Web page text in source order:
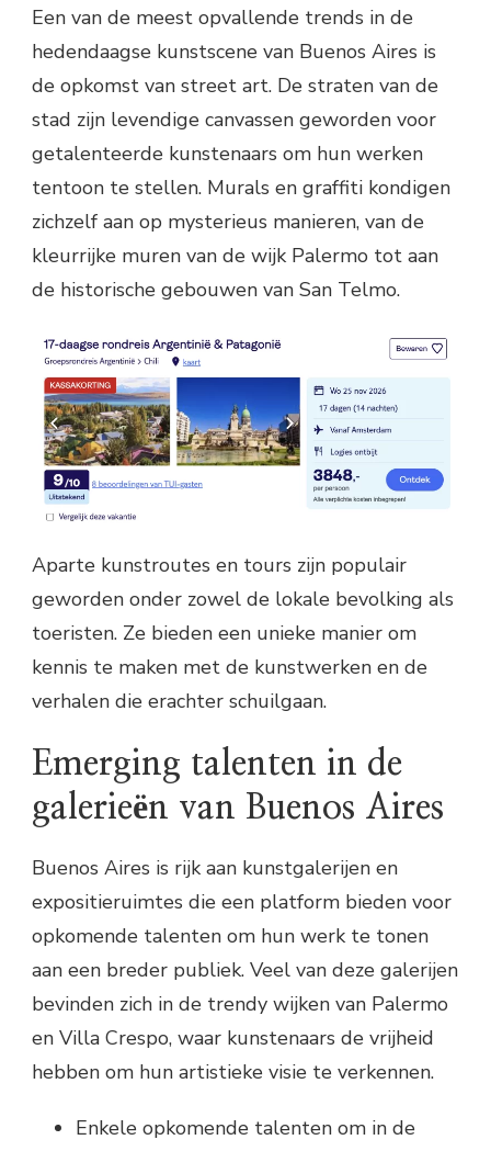
Een van de meest opvallende trends in de
hedendaagse kunstscene van Buenos Aires is
de opkomst van street art. De straten van de
stad zijn levendige canvassen geworden voor
getalenteerde kunstenaars om hun werken
tentoon te stellen. Murals en graffiti kondigen
zichzelf aan op mysterieus manieren, van de
kleurrijke muren van de wijk Palermo tot aan
de historische gebouwen van San Telmo.
Aparte kunstroutes en tours zijn populair
geworden onder zowel de lokale bevolking als
toeristen. Ze bieden een unieke manier om
kennis te maken met de kunstwerken en de
verhalen die erachter schuilgaan.
Emerging talenten in de
galerieën van Buenos Aires
Buenos Aires is rijk aan kunstgalerijen en
expositieruimtes die een platform bieden voor
opkomende talenten om hun werk te tonen
aan een breder publiek. Veel van deze galerijen
bevinden zich in de trendy wijken van Palermo
en Villa Crespo, waar kunstenaars de vrijheid
hebben om hun artistieke visie te verkennen.
Enkele opkomende talenten om in de